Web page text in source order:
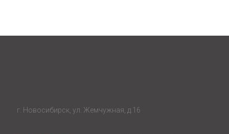
г. Новосибирск, ул. Жемчужная, д.16